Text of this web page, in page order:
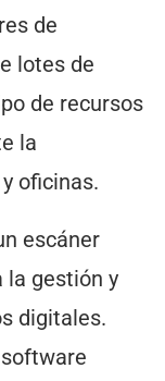
de
lotes de
de recursos
la
oficinas.
escáner
la gestión y
digitales.